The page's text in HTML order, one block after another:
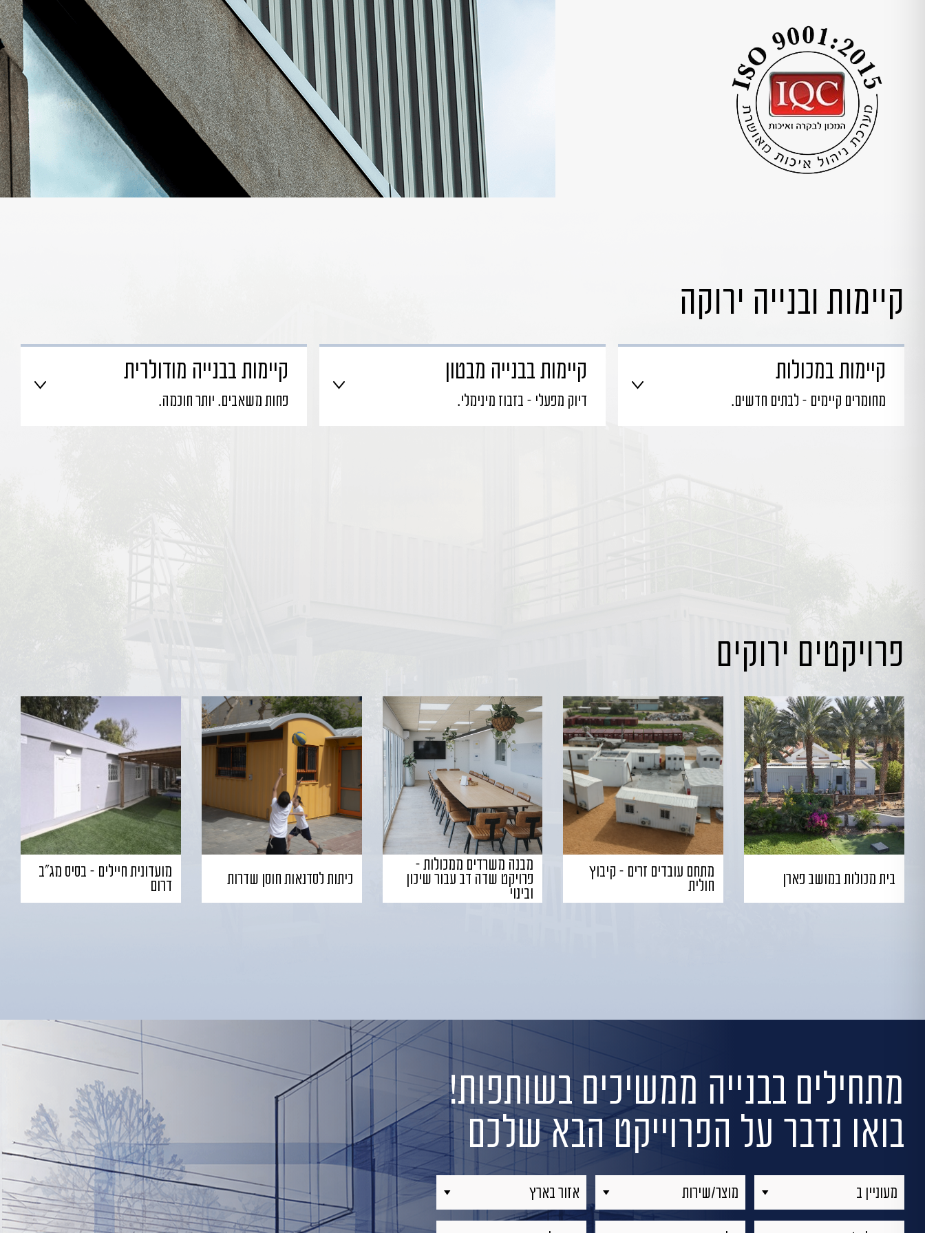
קיימות ובנייה ירוקה
קיימות במכולות
מחומרים קיימים – לבתים חדשים.
קיימות בבנייה מבטון
דיוק מפעלי – בזבוז מינימלי.
קיימות בבנייה מודולרית
פחות משאבים. יותר חוכמה.
פרויקטים ירוקים
בית מכולות במושב פארן
מתחם עובדים זרים – קיבוץ
חולית
מבנה משרדים ממכולות –
פרויקט שדה דב עבור שיכון
ובינוי
כיתות לסדנאות חוסן שדרות
מועדונית חיילים – בסיס מג"ב
דרום
מתחילים בבנייה ממשיכים בשותפות!
בואו נדבר על הפרוייקט הבא שלכם